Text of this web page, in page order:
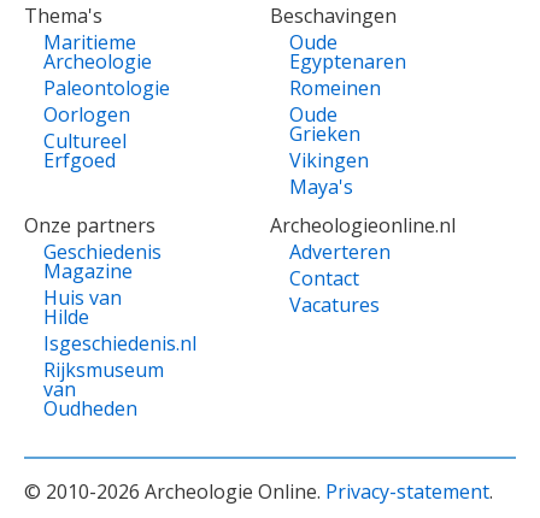
Thema's
Maritieme
Archeologie
Paleontologie
Oorlogen
Cultureel
Erfgoed
Beschavingen
Oude
Egyptenaren
Romeinen
Oude
Grieken
Vikingen
Maya's
Onze partners
Geschiedenis
Magazine
Huis van
Hilde
Isgeschiedenis.nl
Rijksmuseum
van
Oudheden
Archeologieonline.nl
Adverteren
Contact
Vacatures
© 2010-2026 Archeologie Online. Privacy-statement.